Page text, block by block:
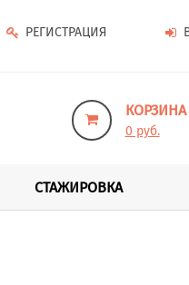
РЕГИСТРАЦИЯ
КОРЗИНА
0 руб.
СТАЖИРОВКА